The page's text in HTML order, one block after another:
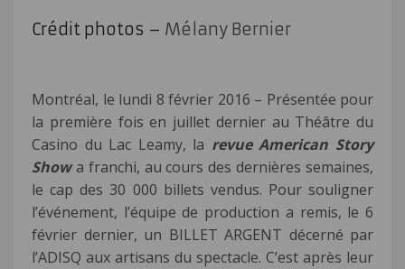
Crédit photos – Mélany Bernier
Montréal, le lundi 8 février 2016 – Présentée pour
la première fois en juillet dernier au Théâtre du
Casino du Lac Leamy, la revue American Story
Showa franchi, au cours des dernières semaines,
le cap des 30 000 billets vendus. Pour souligner
l’événement, l’équipe de production a remis, le 6
février dernier, un BILLET ARGENT décerné par
l’ADISQ aux artisans du spectacle. C’est après leur